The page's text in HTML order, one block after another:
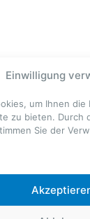
Einwilligung
um Ihnen
zu bieten. Durch
Sie der
T. +41 32 493 32